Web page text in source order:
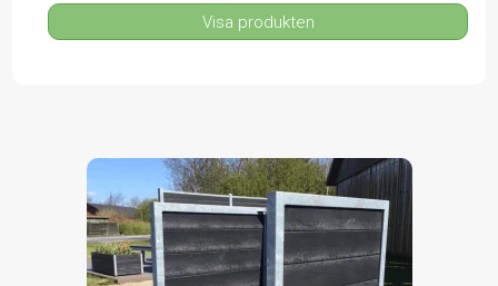
Visa produkten